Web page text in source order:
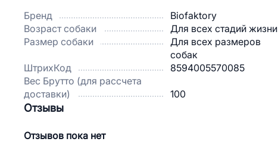
Бренд
Biofaktory
Возраст собаки
Для всех стадий жизни
Размер собаки
Для всех размеров
собак
ШтрихКод
8594005570085
Вес Брутто (для рассчета
доставки)
100
Отзывы
Отзывов пока нет